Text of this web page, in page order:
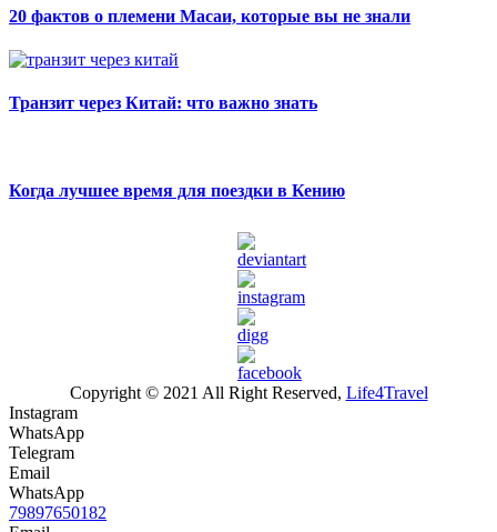
20 фактов о племени Масаи, которые вы не знали
Транзит через Китай: что важно знать
Когда лучшее время для поездки в Кению
Copyright © 2021 All Right Reserved, Life4Travel
Instagram
WhatsApp
Telegram
Email
WhatsApp
79897650182